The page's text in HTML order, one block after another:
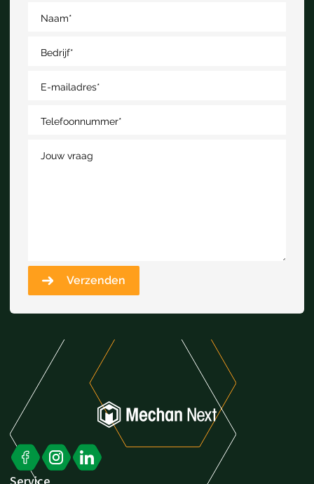
Naam*
Bedrijf*
E-mailadres*
Telefoonnummer*
Jouw vraag
Verzenden